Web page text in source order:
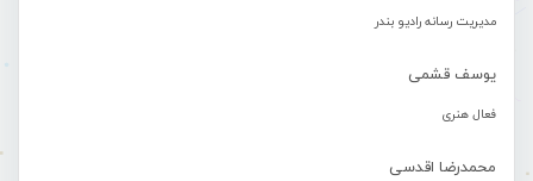
مدیریت رسانه رادیو بندر
یوسف قشمی
فعال هنری
محمدرضا اقدسی